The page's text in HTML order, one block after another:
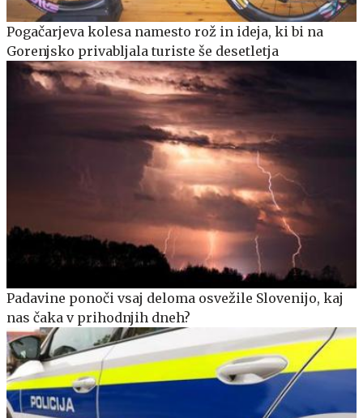
Pogačarjeva kolesa namesto rož in ideja, ki bi na
Gorenjsko privabljala turiste še desetletja
Padavine ponoči vsaj deloma osvežile Slovenijo, kaj
nas čaka v prihodnjih dneh?